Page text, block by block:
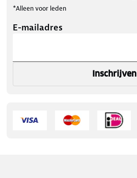
*Alleen voor leden
E-mailadres
Inschrijven